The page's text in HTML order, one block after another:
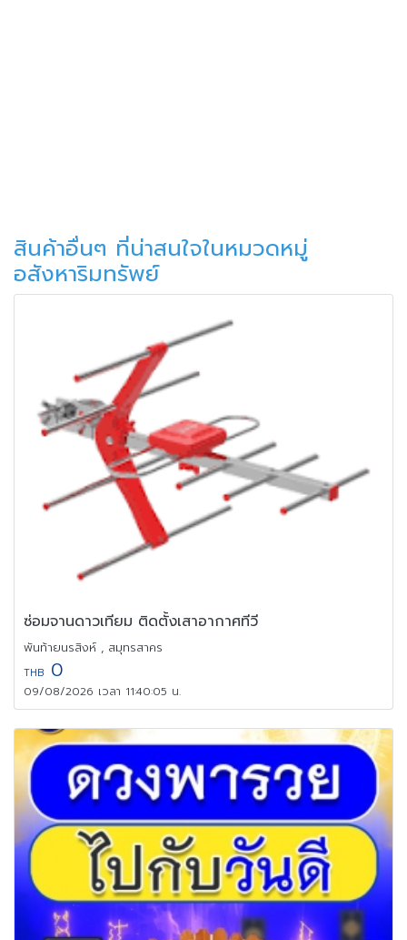
สินค้าอื่นๆ ที่น่าสนใจในหมวดหมู่
อสังหาริมทรัพย์
ซ่อมจานดาวเทียม ติดตั้งเสาอากาศทีวี
พันท้ายนรสิงห์ , สมุทรสาคร
THB 0
09/08/2026 เวลา 11:40:05 น.